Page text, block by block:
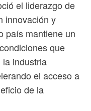
el liderazgo de
innovación y
país mantiene un
que
industria
el acceso a
de la